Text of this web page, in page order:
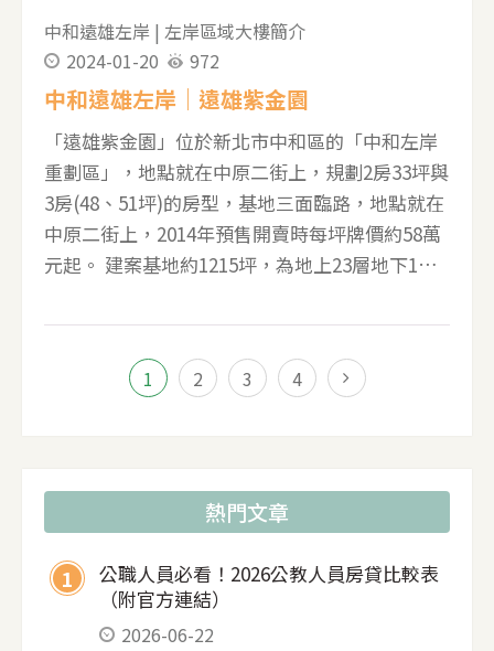
照片加賴 並且在對話框輸入001
中和遠雄左岸 | 左岸區域大樓簡介
2024-01-20
972
中和遠雄左岸｜遠雄紫金園
「遠雄紫金園」位於新北市中和區的「中和左岸
重劃區」，地點就在中原二街上，規劃2房33坪與
3房(48、51坪)的房型，基地三面臨路，地點就在
中原二街上，2014年預售開賣時每坪牌價約58萬
元起。 建案基地約1215坪，為地上23層地下1層
114戶住家，一樓有2戶店面。公設比約33%，提
供的公設有接待大廳、空中花園、游泳池、健身
房、Lounge Bar等。 重劃區採棋盤式規劃，街道
地、自行車道等。採買可走路14分鐘至家樂福板
面，步行10分鐘可至捷運中原站，車程5分鐘就到
華中橋，一下就進台北市。 ▼紫金園基本資料 ▼
紫金園使用執照 建築物的左右兩側有獨立天井，
1 2 3 4
熱門文章
1
公職人員必看！2026公教人員房貸比較表
（附官方連結）
2026-06-22